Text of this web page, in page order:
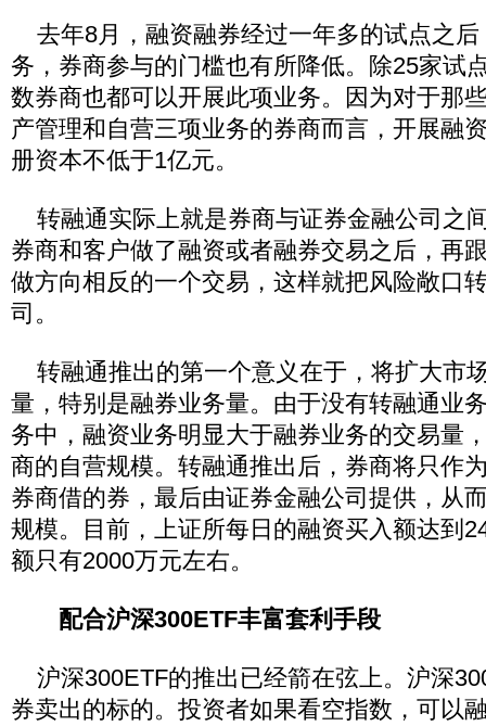
去年8月，融资融券经过一年多的试点之后
务，券商参与的门槛也有所降低。除25家试
数券商也都可以开展此项业务。因为对于那
产管理和自营三项业务的券商而言，开展融
册资本不低于1亿元。
转融通实际上就是券商与证券金融公司之
券商和客户做了融资或者融券交易之后，再
做方向相反的一个交易，这样就把风险敞口
司。
转融通推出的第一个意义在于，将扩大市
量，特别是融券业务量。由于没有转融通业
务中，融资业务明显大于融券业务的交易量
商的自营规模。转融通推出后，券商将只作
券商借的券，最后由证券金融公司提供，从
规模。目前，上证所每日的融资买入额达到
额只有2000万元左右。
配合沪深300ETF丰富套利手段
沪深300ETF的推出已经箭在弦上。沪深
券卖出的标的。投资者如果看空指数，可以